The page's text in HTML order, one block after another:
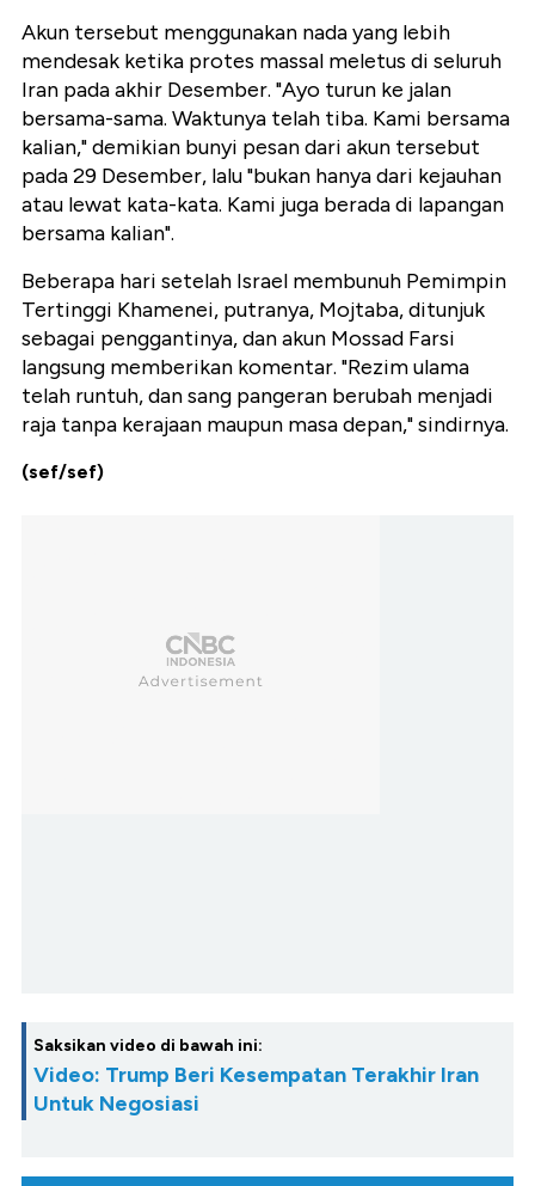
Akun tersebut menggunakan nada yang lebih
mendesak ketika protes massal meletus di seluruh
Iran pada akhir Desember. "Ayo turun ke jalan
bersama-sama. Waktunya telah tiba. Kami bersama
kalian," demikian bunyi pesan dari akun tersebut
pada 29 Desember, lalu "bukan hanya dari kejauhan
atau lewat kata-kata. Kami juga berada di lapangan
bersama kalian".
Beberapa hari setelah Israel membunuh Pemimpin
Tertinggi Khamenei, putranya, Mojtaba, ditunjuk
sebagai penggantinya, dan akun Mossad Farsi
langsung memberikan komentar. "Rezim ulama
telah runtuh, dan sang pangeran berubah menjadi
raja tanpa kerajaan maupun masa depan," sindirnya.
(sef/sef)
Saksikan video di bawah ini:
Video: Trump Beri Kesempatan Terakhir Iran
Untuk Negosiasi